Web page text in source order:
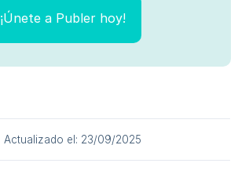
¡Únete a Publer hoy!
Actualizado el: 23/09/2025